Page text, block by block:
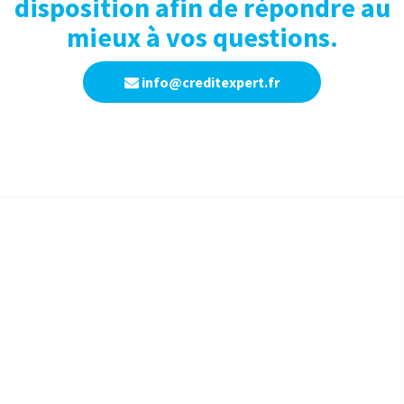
disposition afin de répondre au
mieux à vos questions.
info@creditexpert.fr